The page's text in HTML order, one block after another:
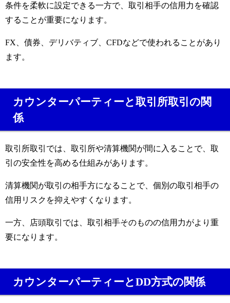
条件を柔軟に設定できる一方で、取引相手の信用力を確認
することが重要になります。
FX、債券、デリバティブ、CFDなどで使われることがあり
ます。
カウンターパーティーと取引所取引の関
係
取引所取引では、取引所や清算機関が間に入ることで、取
引の安全性を高める仕組みがあります。
清算機関が取引の相手方になることで、個別の取引相手の
信用リスクを抑えやすくなります。
一方、店頭取引では、取引相手そのものの信用力がより重
要になります。
カウンターパーティーとDD方式の関係